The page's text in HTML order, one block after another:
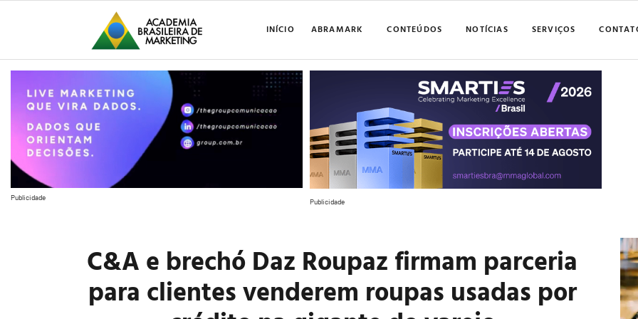
INÍCIO ABRAMARK CONTEÚDOS NOTÍCIAS SERVIÇOS
Publicidade Publicidade
C&A e brechó Daz Roupaz firmam parceria
para clientes venderem roupas usadas por